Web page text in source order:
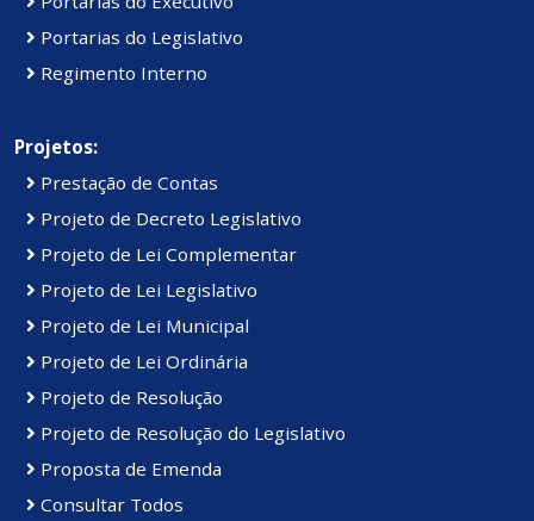
Portarias do Legislativo
Regimento Interno
Projetos:
Prestação de Contas
Projeto de Decreto Legislativo
Projeto de Lei Complementar
Projeto de Lei Legislativo
Projeto de Lei Municipal
Projeto de Lei Ordinária
Projeto de Resolução
Projeto de Resolução do Legislativo
Proposta de Emenda
Consultar Todos